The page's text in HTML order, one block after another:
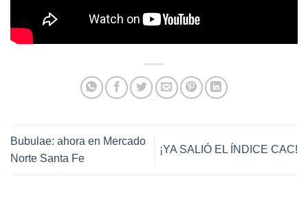
Bubulae: ahora en Mercado
Norte Santa Fe
¡YA SALIÓ EL ÍNDICE CAC!